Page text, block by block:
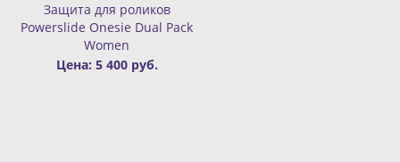
Защита для роликов
Powerslide Onesie Dual Pack
Women
Цена: 5 400 руб.